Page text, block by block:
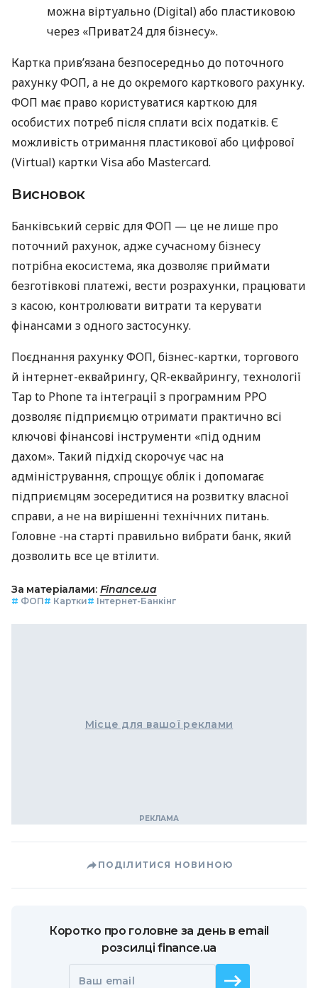
можна віртуально (Digital) або пластиковою
через «Приват24 для бізнесу».
Картка прив’язана безпосередньо до поточного
рахунку ФОП, а не до окремого карткового рахунку.
ФОП має право користуватися карткою для
особистих потреб після сплати всіх податків. Є
можливість отримання пластикової або цифрової
(Virtual) картки Visa або Mastercard.
Висновок
Банківський сервіс для ФОП — це не лише про
поточний рахунок, адже сучасному бізнесу
потрібна екосистема, яка дозволяє приймати
безготівкові платежі, вести розрахунки, працювати
з касою, контролювати витрати та керувати
фінансами з одного застосунку.
Поєднання рахунку ФОП, бізнес-картки, торгового
й інтернет-еквайрингу, QR-еквайрингу, технології
Tap to Phone та інтеграції з програмним РРО
дозволяє підприємцю отримати практично всі
ключові фінансові інструменти «під одним
дахом». Такий підхід скорочує час на
адміністрування, спрощує облік і допомагає
підприємцям зосередитися на розвитку власної
справи, а не на вирішенні технічних питань.
Головне -на старті правильно вибрати банк, який
дозволить все це втілити.
За матеріалами: Finance.ua
# ФОП# Картки# Інтернет-Банкінг
Місце для вашої реклами
ПОДІЛИТИСЯ НОВИНОЮ
Коротко про головне за день в email
розсилці finance.ua
Ваш email